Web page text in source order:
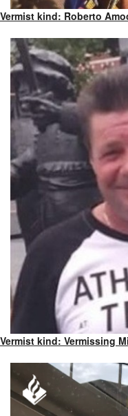
Vermist kind: Roberto
Vermist kind: Vermissing